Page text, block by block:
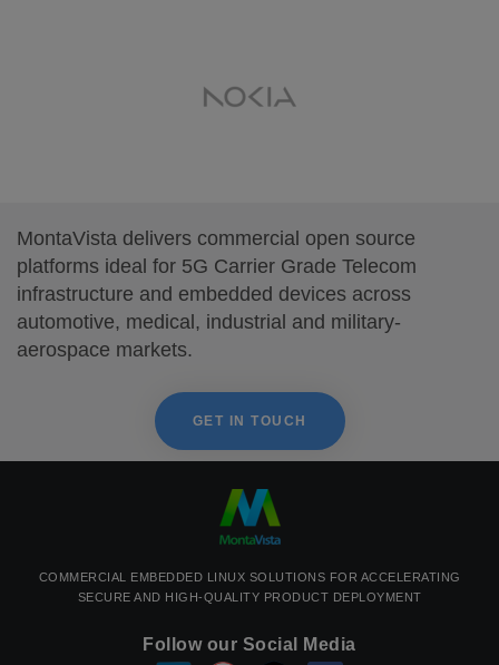
MontaVista delivers commercial open source
platforms ideal for 5G Carrier Grade Telecom
infrastructure and embedded devices across
automotive, medical, industrial and military-
aerospace markets.
GET IN TOUCH
COMMERCIAL EMBEDDED LINUX SOLUTIONS FOR ACCELERATING
SECURE AND HIGH-QUALITY PRODUCT DEPLOYMENT
Follow our Social Media